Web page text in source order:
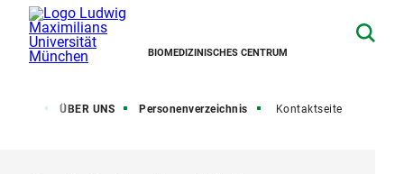
BIOMEDIZINISCHES CENTRUM
ÜBER UNS Personenverzeichnis Kontaktseite